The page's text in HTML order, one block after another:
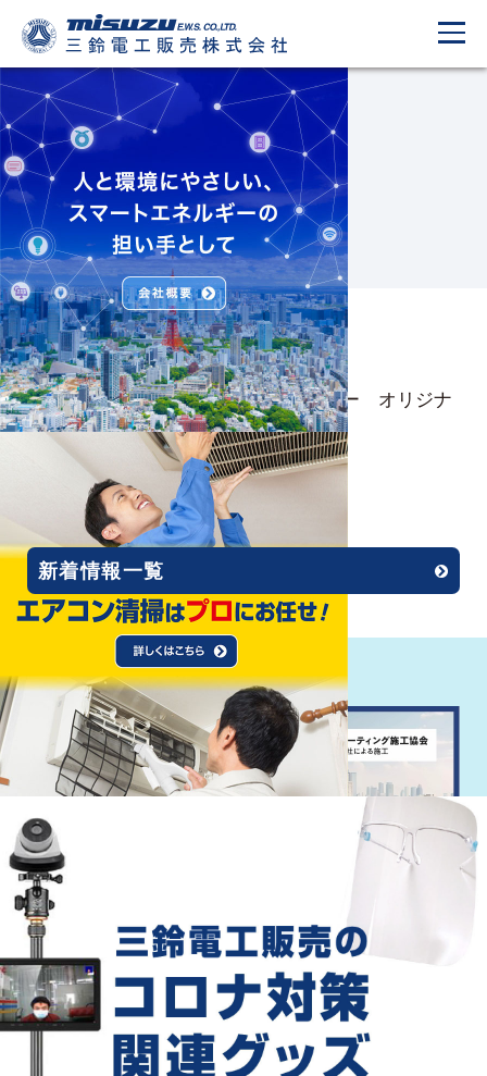
What’s New
新着情報
2021.03.10
ＶＳ（ブイエス）コーティングスプレー オリジナ
ルサイズ 販売開始!
2020.12.22
社員募集!!
2020.12.01
ホームページリニューアル!!
新着情報一覧
Recommend
おすすめ情報
高機能ガラスコーティング